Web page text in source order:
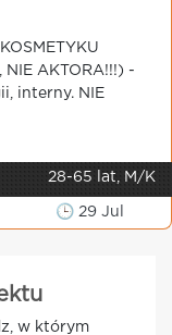
NIE AKTORA!!!) -
interny. NIE
28-65 lat, M/K
🕒 29 Jul
w którym